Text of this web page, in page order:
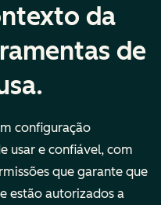
da
de
configuração
usar e confiável, com
que garante que
estão autorizados a